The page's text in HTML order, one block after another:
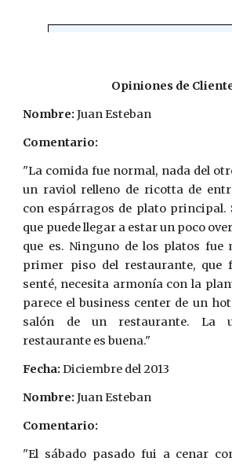
Opiniones de
Nombre: Juan Esteban
Comentario:
"La comida fue normal, nada del
un raviol relleno de ricotta de
con espárragos de plato principal.
que puede llegar a estar un poco
que es. Ninguno de los platos fue
primer piso del restaurante, que
senté, necesita armonía con la
parece el business center de un
salón de un restaurante. La
restaurante es buena."
Fecha: Diciembre del 2013
Nombre: Juan Esteban
Comentario:
"El sábado pasado fui a cenar